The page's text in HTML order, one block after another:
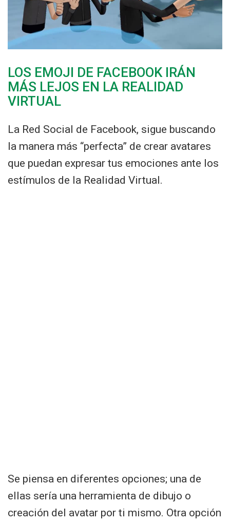
LOS EMOJI DE FACEBOOK IRÁN
MÁS LEJOS EN LA REALIDAD
VIRTUAL
La Red Social de Facebook, sigue buscando
la manera más “perfecta” de crear avatares
que puedan expresar tus emociones ante los
estímulos de la Realidad Virtual.
Se piensa en diferentes opciones; una de
ellas sería una herramienta de dibujo o
creación del avatar por ti mismo. Otra opción